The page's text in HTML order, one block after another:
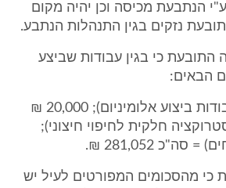
הנתבעת מכיסה וכן יהיה מקום
נזקים בגין התנהלות הנתבע.
התובעת כי בגין עבודות שביצע
הבאים:
194,511 ₪ (בגין עבודות ביצוע אלומיניום); 20,000 ₪
חלקית לחיפוי חיצוני);
כי מהסכומים המפורטים לעיל יש